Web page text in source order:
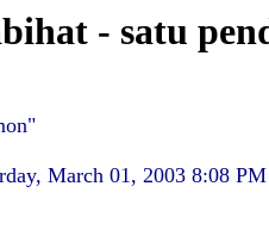
- satu
March 01, 2003 8:08 PM